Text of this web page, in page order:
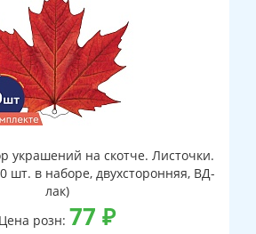
украшений на скотче. Листочки.
шт. в наборе, двухсторонняя, ВД-
лак)
Цена розн: 77 ₽